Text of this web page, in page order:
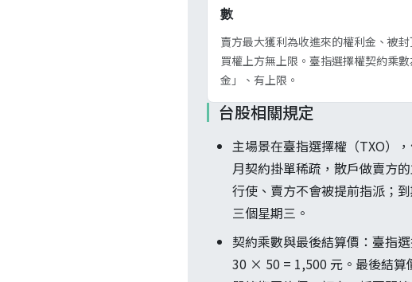
數
賣方最大獲利為收進來的權利金、被
買權上方無上限。臺指選擇權契約乘
金」、有上限。
台股相關規定
主場景在臺指選擇權（TXO）
月契約掛單稀疏，散戶做賣方
行使、賣方不會被提前指派；
三個星期三。
契約乘數與最後結算價：臺指
30 × 50 = 1,500 元。最後結算